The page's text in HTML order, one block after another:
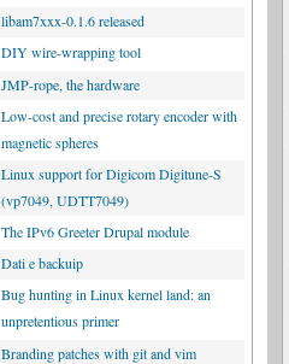
libam7xxx-0.1.6 released
DIY wire-wrapping tool
JMP-rope, the hardware
Low-cost and precise rotary encoder with
magnetic spheres
Linux support for Digicom Digitune-S
(vp7049, UDTT7049)
The IPv6 Greeter Drupal module
Dati e backuip
Bug hunting in Linux kernel land: an
unpretentious primer
Branding patches with git and vim